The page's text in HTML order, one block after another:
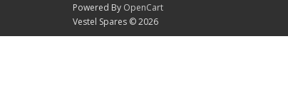
Powered By OpenCart
Vestel Spares © 2026